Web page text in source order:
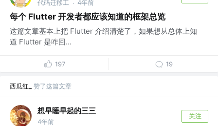
代码迁移工 · 4年前
每个 Flutter 开发者都应该知道的框架总览
这篇文章基本上把 Flutter 介绍清楚了，如果想从总体上知
道 Flutter 是咋回...
197 19
西瓜红_ 赞了这篇文章
想早睡早起的三三
4年前
关注